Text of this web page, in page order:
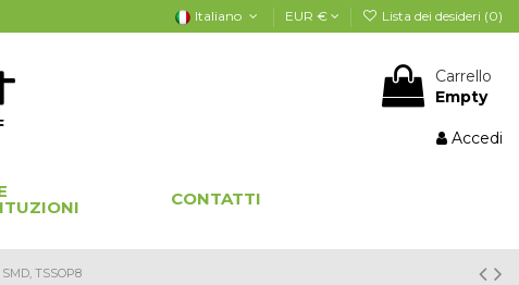
Italiano EUR € Lista dei desideri (0)
Carrello
Empty
Accedi
CONTATTI
TSSOP8